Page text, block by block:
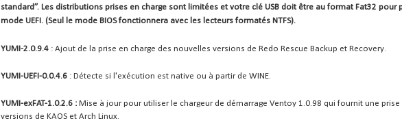
standard”. Les distributions prises en charge sont limitées et votre clé USB doit être au format Fat32 pour
mode UEFI. (Seul le mode BIOS fonctionnera avec les lecteurs formatés NTFS).
YUMI-2.0.9.4 : Ajout de la prise en charge des nouvelles versions de Redo Rescue Backup et Recovery.
YUMI-UEFI-0.0.4.6 : Détecte si l'exécution est native ou à partir de WINE.
YUMI-exFAT-1.0.2.6 : Mise à jour pour utiliser le chargeur de démarrage Ventoy 1.0.98 qui fournit une
versions de KAOS et Arch Linux.